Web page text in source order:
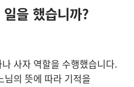
을 했습니까?
사자 역할을 수행했습니다.
의 뜻에 따라 기적을